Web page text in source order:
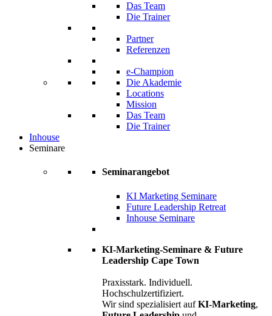
Das Team
Die Trainer
Partner
Referenzen
e-Champion
Die Akademie
Locations
Mission
Das Team
Die Trainer
Inhouse
Seminare
Seminarangebot
KI Marketing Seminare
Future Leadership Retreat
Inhouse Seminare
KI-Marketing-Seminare & Future
Leadership Cape Town
Praxisstark. Individuell.
Hochschulzertifiziert.
Wir sind spezialisiert aufKI-Marketing,